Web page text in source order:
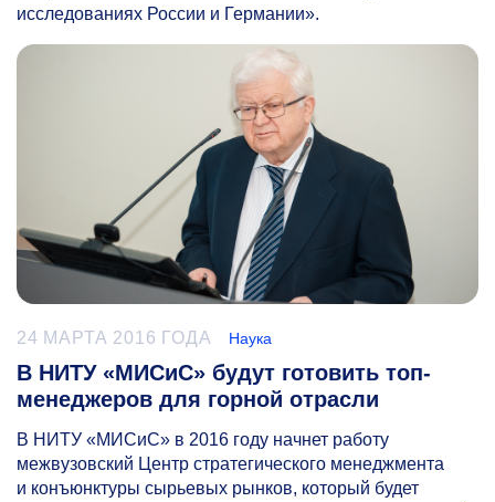
исследованиях России и Германии».
24 МАРТА 2016 ГОДА Наука
В НИТУ «МИСиС» будут готовить топ-
менеджеров для горной отрасли
В НИТУ «МИСиС» в 2016 году начнет работу
межвузовский Центр стратегического менеджмента
и конъюнктуры сырьевых рынков, который будет